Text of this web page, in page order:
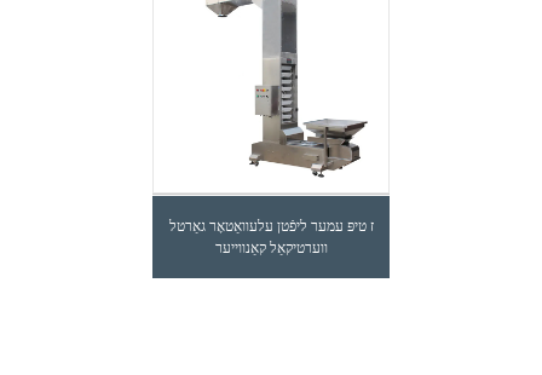
ז טיפּ עמער ליפֿטן עלעוואַטאָר גאַרטל
ווערטיקאַל קאַנווייער